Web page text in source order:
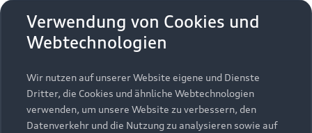
Modelle
Alle Modelle
Modelle vergleichen
Kaufen & leasen
Neuwagensuche
Service & Zubehör
Verwendung von Cookies und
Webtechnologien
Wir nutzen auf unserer Website eigene und Dienste
Dritter, die Cookies und ähnliche Webtechnologien
verwenden, um unsere Website zu verbessern, den
Datenverkehr und die Nutzung zu analysieren sowie auf